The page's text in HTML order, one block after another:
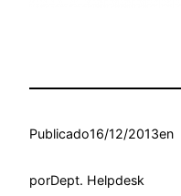
Publicado16/12/2013en
porDept. Helpdesk